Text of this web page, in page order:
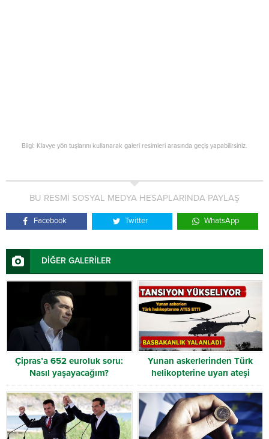
Bilgi: Klavye yön tuşlarını kullanarak galeri resimleri arasında geçiş yapabilirsiniz.
BU RESMİ SOSYAL MEDYA HESAPLARINDA PAYLAŞ
Facebook Twitter WhatsApp
DİĞER GALERİLER
Çipras’a 652 euroluk soru:
Nasıl yaşayacağım?
Yunan askerlerinden Türk
helikopterine uyarı ateşi